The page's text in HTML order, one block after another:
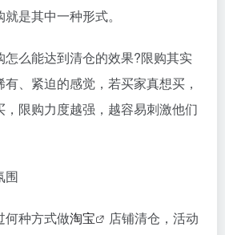
是其中一种形式。
怎么能达到清仓的效果?限购其实
、紧迫的感觉，若买家真想买，
限购力度越强，越容易刺激他们
围
何种方式做淘宝
店铺清仓，活动